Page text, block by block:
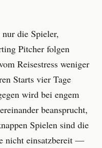
die Spieler,
Pitcher folgen
Reisestress weniger
Starts vier Tage
wird bei engem
beansprucht,
Spielen sind die
nicht einsatzbereit —